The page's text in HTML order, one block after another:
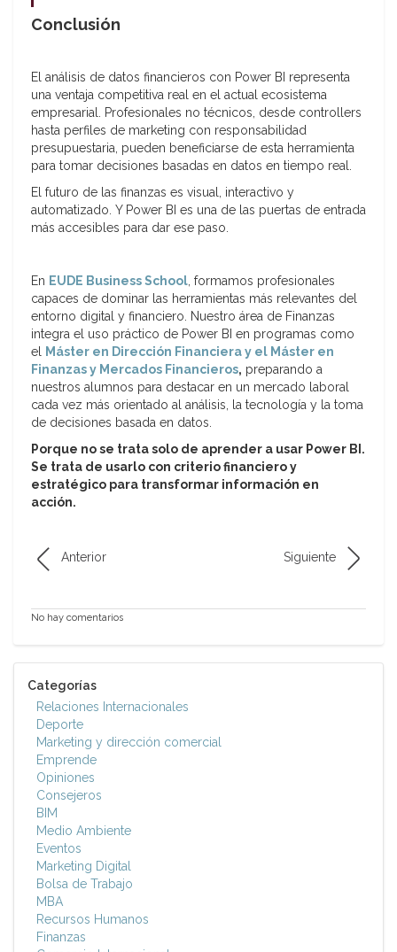
Conclusión
El análisis de datos financieros con Power BI representa
una ventaja competitiva real en el actual ecosistema
empresarial. Profesionales no técnicos, desde controllers
hasta perfiles de marketing con responsabilidad
presupuestaria, pueden beneficiarse de esta herramienta
para tomar decisiones basadas en datos en tiempo real.
El futuro de las finanzas es visual, interactivo y
automatizado. Y Power BI es una de las puertas de entrada
más accesibles para dar ese paso.
En EUDE Business School , formamos profesionales
capaces de dominar las herramientas más relevantes del
entorno digital y financiero. Nuestro área de Finanzas
integra el uso práctico de Power BI en programas como
el
Máster en Dirección Financiera y el Máster en
Finanzas y Mercados Financieros, preparando a
nuestros alumnos para destacar en un mercado laboral
cada vez más orientado al análisis, la tecnología y la toma
de decisiones basada en datos.
Porque no se trata solo de aprender a usar Power BI.
Se trata de usarlo con criterio financiero y
estratégico para transformar información en
acción.
Anterior Siguiente
No hay comentarios
Categorías
Relaciones Internacionales
Deporte
Marketing y dirección comercial
Emprende
Opiniones
Consejeros
BIM
Medio Ambiente
Eventos
Marketing Digital
Bolsa de Trabajo
MBA
Recursos Humanos
Finanzas